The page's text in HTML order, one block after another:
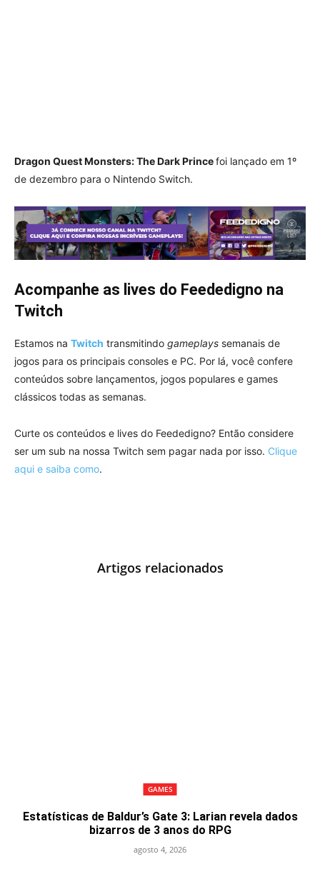
Dragon Quest Monsters: The Dark Princefoi lançado em 1º
de dezembro para o Nintendo Switch.
Acompanhe as lives do Feededigno na
Twitch
Estamos na Twitch transmitindo gameplays semanais de
jogos para os principais consoles e PC. Por lá, você confere
conteúdos sobre lançamentos, jogos populares e games
clássicos todas as semanas.
Curte os conteúdos e lives do Feededigno? Então considere
ser um sub na nossa Twitch sem pagar nada por isso. Clique
aqui e saiba como.
Artigos relacionados
GAMES
Estatísticas de Baldur’s Gate 3: Larian revela dados
bizarros de 3 anos do RPG
agosto 4, 2026